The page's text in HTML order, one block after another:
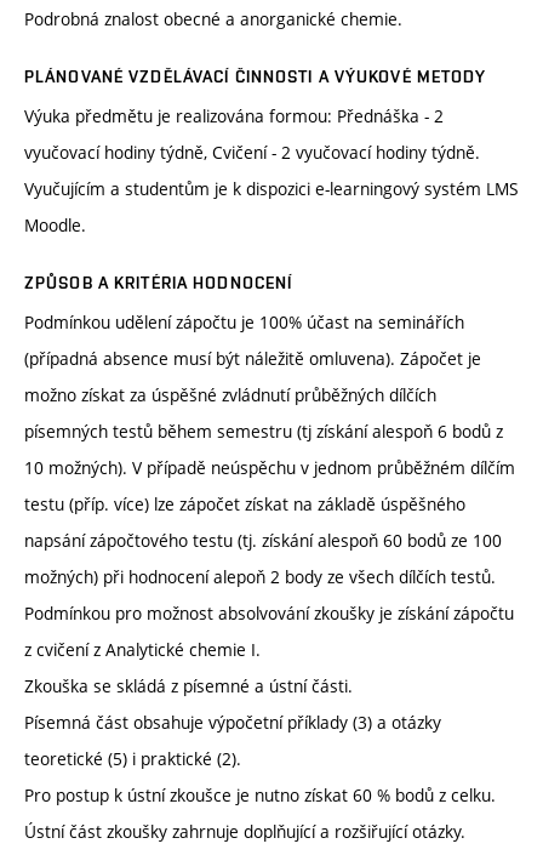
Podrobná znalost obecné a anorganické chemie.
PLÁNOVANÉ VZDĚLÁVACÍ ČINNOSTI A VÝUKOVÉ METODY
Výuka předmětu je realizována formou: Přednáška - 2
vyučovací hodiny týdně, Cvičení - 2 vyučovací hodiny týdně.
Vyučujícím a studentům je k dispozici e-learningový systém LMS
Moodle.
ZPŮSOB A KRITÉRIA HODNOCENÍ
Podmínkou udělení zápočtu je 100% účast na seminářích
(případná absence musí být náležitě omluvena). Zápočet je
možno získat za úspěšné zvládnutí průběžných dílčích
písemných testů během semestru (tj získání alespoň 6 bodů z
10 možných). V případě neúspěchu v jednom průběžném dílčím
testu (příp. více) lze zápočet získat na základě úspěšného
napsání zápočtového testu (tj. získání alespoň 60 bodů ze 100
možných) při hodnocení alepoň 2 body ze všech dílčích testů.
Podmínkou pro možnost absolvování zkoušky je získání zápočtu
z cvičení z Analytické chemie I.
Zkouška se skládá z písemné a ústní části.
Písemná část obsahuje výpočetní příklady (3) a otázky
teoretické (5) i praktické (2).
Pro postup k ústní zkoušce je nutno získat 60 % bodů z celku.
Ústní část zkoušky zahrnuje doplňující a rozšiřující otázky.